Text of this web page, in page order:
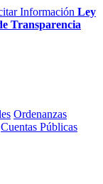
Información Ley
Transparencia
Ordenanzas
Cuentas Públicas